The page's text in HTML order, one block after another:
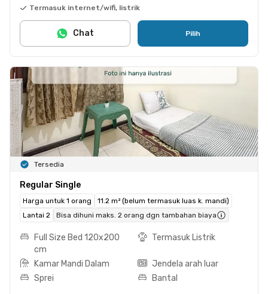
Termasuk internet/wifi, listrik
Pilih
Chat
Tersedia
Regular Single
Harga untuk 1 orang
11.2 m² (belum termasuk luas k. mandi)
Lantai 2
Bisa dihuni maks. 2 orang dgn tambahan biaya
Full Size Bed 120x200
cm
Termasuk Listrik
Kamar Mandi Dalam
Jendela arah luar
Sprei
Bantal